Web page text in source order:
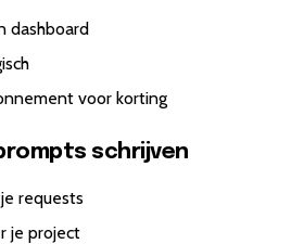
dashboard
voor korting
schrijven
requests
je project